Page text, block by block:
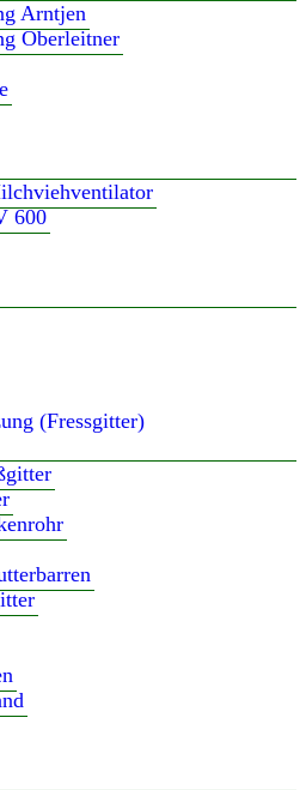
Arntjen
Oberleitner
600
(Fressgitter)